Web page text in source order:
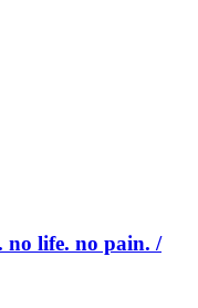
no life. no pain. /